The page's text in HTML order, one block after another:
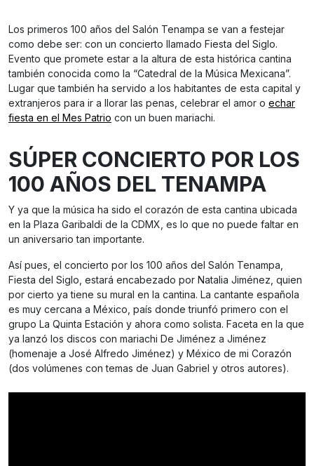
Los primeros 100 años del Salón Tenampa se van a festejar
como debe ser: con un concierto llamado Fiesta del Siglo.
Evento que promete estar a la altura de esta histórica cantina
también conocida como la “Catedral de la Música Mexicana”.
Lugar que también ha servido a los habitantes de esta capital y
extranjeros para ir a llorar las penas, celebrar el amor o echar
fiesta en el Mes Patrio con un buen mariachi.
SÚPER CONCIERTO POR LOS
100 AÑOS DEL TENAMPA
Y ya que la música ha sido el corazón de esta cantina ubicada
en la Plaza Garibaldi de la CDMX, es lo que no puede faltar en
un aniversario tan importante.
Así pues, el concierto por los 100 años del Salón Tenampa,
Fiesta del Siglo, estará encabezado por Natalia Jiménez, quien
por cierto ya tiene su mural en la cantina. La cantante española
es muy cercana a México, país donde triunfó primero con el
grupo La Quinta Estación y ahora como solista. Faceta en la que
ya lanzó los discos con mariachi De Jiménez a Jiménez
(homenaje a José Alfredo Jiménez) y México de mi Corazón
(dos volúmenes con temas de Juan Gabriel y otros autores).